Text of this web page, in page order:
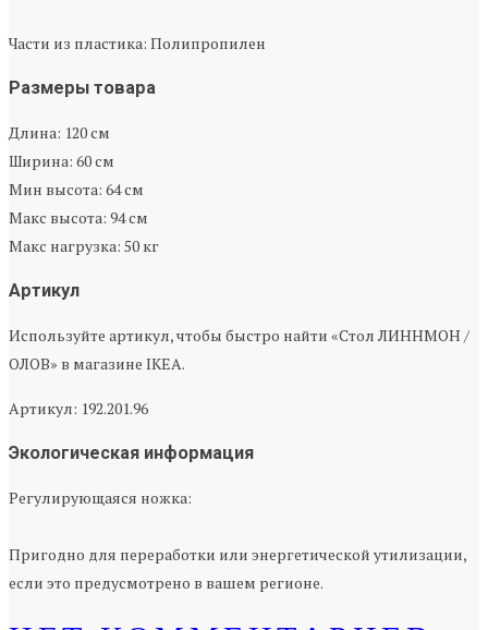
Части из пластика: Полипропилен
Размеры товара
Длина: 120 см
Ширина: 60 см
Мин высота: 64 см
Макс высота: 94 см
Макс нагрузка: 50 кг
Артикул
Используйте артикул, чтобы быстро найти «Стол ЛИННМОН /
ОЛОВ» в магазине IKEA.
Артикул: 192.201.96
Экологическая информация
Регулирующаяся ножка:
Пригодно для переработки или энергетической утилизации,
если это предусмотрено в вашем регионе.